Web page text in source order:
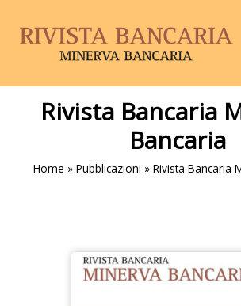
Rivista Bancaria
Bancaria
Home » Pubblicazioni » Rivista Bancaria